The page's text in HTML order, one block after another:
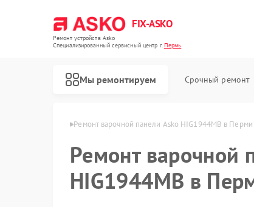
FIX-ASKO
Ремонт устройств Asko
Специализированный cервисный центр г.Пермь
Мы ремонтируем Срочный ремонт
Asko в Перми Ремонт варочной панели Asko HIG1944MB в Перми
Ремонт варочной
HIG1944MB в